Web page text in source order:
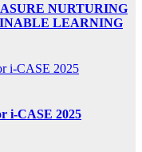
NURTURING
LEARNING
i-CASE 2025